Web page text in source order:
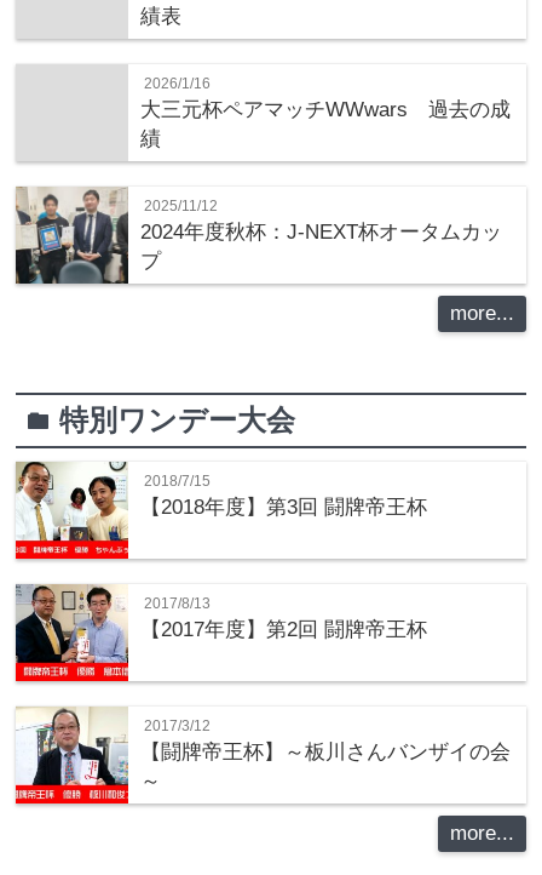
績表
2026/1/16
大三元杯ペアマッチWWwars 過去の成
績
2025/11/12
2024年度秋杯：J-NEXT杯オータムカッ
プ
more...
folder特別ワンデー大会
2018/7/15
【2018年度】第3回 闘牌帝王杯
2017/8/13
【2017年度】第2回 闘牌帝王杯
2017/3/12
【闘牌帝王杯】～板川さんバンザイの会
～
more...